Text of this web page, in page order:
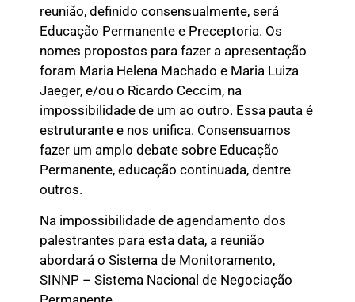
reunião, definido consensualmente, será
Educação Permanente e Preceptoria. Os
nomes propostos para fazer a apresentação
foram Maria Helena Machado e Maria Luiza
Jaeger, e/ou o Ricardo Ceccim, na
impossibilidade de um ao outro. Essa pauta é
estruturante e nos unifica. Consensuamos
fazer um amplo debate sobre Educação
Permanente, educação continuada, dentre
outros.
Na impossibilidade de agendamento dos
palestrantes para esta data, a reunião
abordará o Sistema de Monitoramento,
SINNP – Sistema Nacional de Negociação